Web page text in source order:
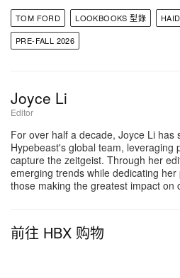
TOM FORD LOOKBOOKS 型錄
PRE-FALL 2026
Joyce Li
Editor
For over half a decade, Joyce Li has
Hypebeast's global team, leveraging
capture the zeitgeist. Through her
emerging trends while dedicating
those making the greatest impact
前往 HBX 购物